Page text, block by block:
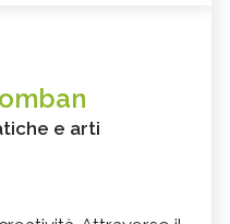
e arti